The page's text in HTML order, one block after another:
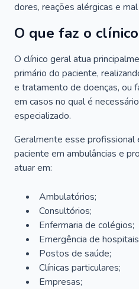
dores, reações alérgicas e
O que faz o
O clínico geral atua
primário do paciente,
e tratamento de doenças, ou
em casos no qual é
especializado.
Geralmente esse profissional
paciente em ambulâncias e
atuar em:
Ambulatórios;
Consultórios;
Enfermaria de colégios;
Emergência de
Postos de saúde;
Clínicas particulares;
Empresas;